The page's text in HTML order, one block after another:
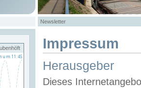
Newsletter
Impressum
Herausgeber
Dieses